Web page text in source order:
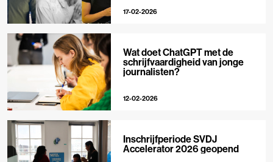
17-02-2026
Wat doet ChatGPT met de
schrijfvaardigheid van jonge
journalisten?
12-02-2026
Inschrijfperiode SVDJ
Accelerator 2026 geopend